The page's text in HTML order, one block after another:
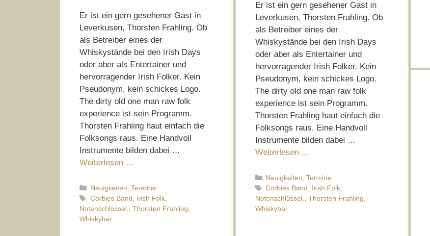
Er ist ein gern gesehener Gast in
Leverkusen, Thorsten Frahling. Ob
als Betreiber eines der
Whiskystände bei den Irish Days
oder aber als Entertainer und
hervorragender Irish Folker. Kein
Pseudonym, kein schickes Logo.
The dirty old one man raw folk
experience ist sein Programm.
Thorsten Frahling haut einfach die
Folksongs raus. Eine Handvoll
Instrumente bilden dabei …
Weiterlesen …
Kategorien
Neuigkeiten,Termine
Schlagwörter
Corbies Band, Irish Folk,
Notenschlüssel., Thorsten Frahling,
Whiskybar
Er ist ein gern gesehener Gast in
Leverkusen, Thorsten Frahling. Ob
als Betreiber eines der
Whiskystände bei den Irish Days
oder aber als Entertainer und
hervorragender Irish Folker. Kein
Pseudonym, kein schickes Logo.
The dirty old one man raw folk
experience ist sein Programm.
Thorsten Frahling haut einfach die
Folksongs raus. Eine Handvoll
Instrumente bilden dabei …
Weiterlesen …
Kategorien
Neuigkeiten, Termine
Schlagwörter
Corbies Band, Irish Folk,
Notenschlüssel., Thorsten Frahling,
Whiskybar